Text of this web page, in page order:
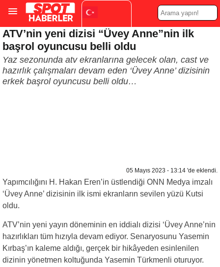
Turkish ▼
ATV’nin yeni dizisi “Üvey Anne”nin ilk
başrol oyuncusu belli oldu
Yaz sezonunda atv ekranlarına gelecek olan, cast ve
hazırlık çalışmaları devam eden ‘Üvey Anne’ dizisinin
erkek başrol oyuncusu belli oldu…
05 Mayıs 2023 - 13:14 'de eklendi.
Yapımcılığını H. Hakan Eren’in üstlendiği ONN Medya imzalı
‘Üvey Anne’ dizisinin ilk ismi ekranların sevilen yüzü Kutsi
oldu.
ATV’nin yeni yayın döneminin en iddialı dizisi ‘Üvey Anne’nin
hazırlıkları tüm hızıyla devam ediyor. Senaryosunu Yasemin
Kırbaş’ın kaleme aldığı, gerçek bir hikâyeden esinlenilen
dizinin yönetmen koltuğunda Yasemin Türkmenli oturuyor.